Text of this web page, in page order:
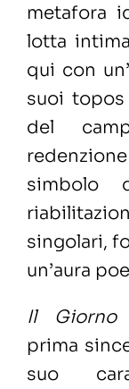
metafora
lotta
qui con
suoi topos
del
simbolo
singolari,
un’aura
Il Giorno
prima
suo